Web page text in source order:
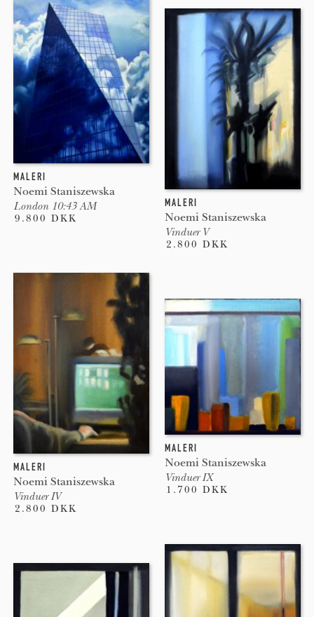
MALERI
Noemi Staniszewska
London 10:43 AM
9.800 DKK
MALERI
Noemi Staniszewska
Vinduer V
2.800 DKK
MALERI
Noemi Staniszewska
Vinduer IV
2.800 DKK
MALERI
Noemi Staniszewska
Vinduer IX
1.700 DKK